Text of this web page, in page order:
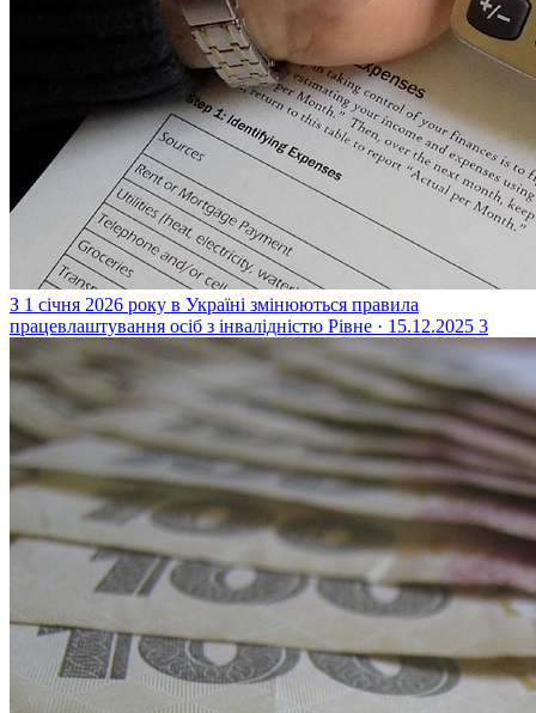
З 1 січня 2026 року в Україні змінюються правила
працевлаштування осіб з інвалідністю Рівне · 15.12.2025 3